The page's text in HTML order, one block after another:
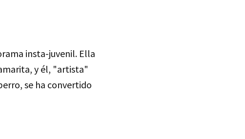
insta-juvenil. Ella
y él, "artista"
se ha convertido